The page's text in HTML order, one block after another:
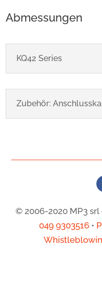
Abmessungen
KQ42 Series
Zubehör:
© 2006-2020 MP3 srl
049 9303516 •